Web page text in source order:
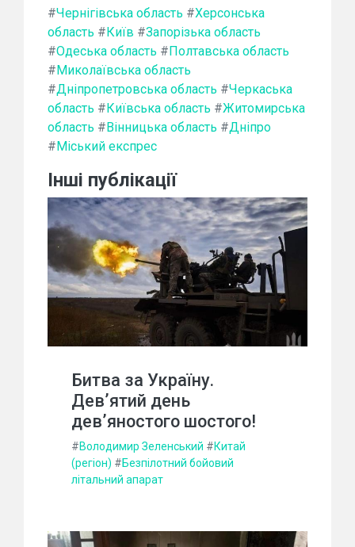
#Чернігівська область #Херсонська
область # Київ #Запорізька область
#Одеська область # Полтавська область
# Миколаївська область
#Дніпропетровська область #Черкаська
область # Київська область #Житомирська
область # Вінницька область #Дніпро
# Міський експрес
Інші публікації
Битва за Україну.
Дев’ятий день
дев’яностого шостого!
#Володимир Зеленський #Китай
(регіон) #Безпілотний бойовий
літальний апарат